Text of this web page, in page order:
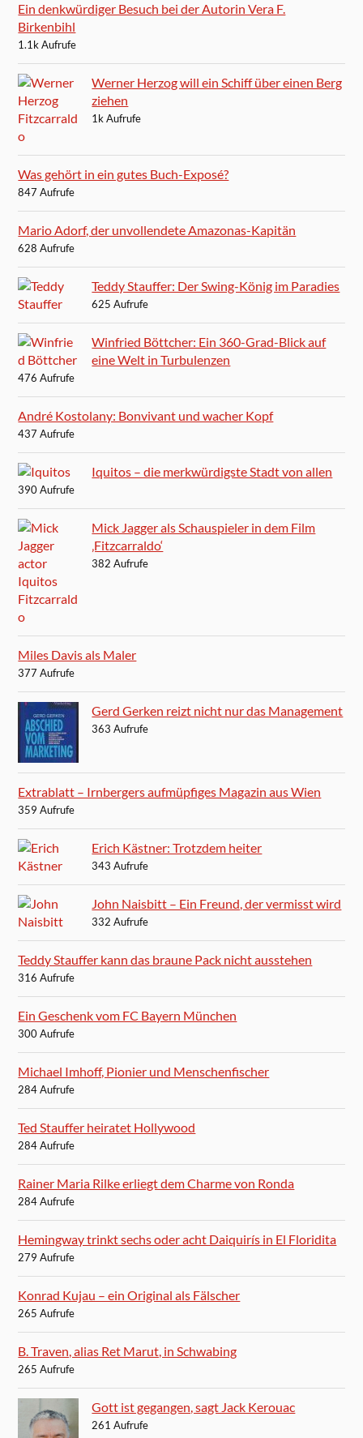
Ein denkwürdiger Besuch bei der Autorin Vera F.
Birkenbihl
1.1k Aufrufe
Werner Herzog will ein Schiff über einen Berg
ziehen
1k Aufrufe
Was gehört in ein gutes Buch-Exposé?
847 Aufrufe
Mario Adorf, der unvollendete Amazonas-Kapitän
628 Aufrufe
Teddy Stauffer: Der Swing-König im Paradies
625 Aufrufe
Winfried Böttcher: Ein 360-Grad-Blick auf
eine Welt in Turbulenzen
476 Aufrufe
André Kostolany: Bonvivant und wacher Kopf
437 Aufrufe
Iquitos – die merkwürdigste Stadt von allen
390 Aufrufe
Mick Jagger als Schauspieler in dem Film
‚Fitzcarraldo‘
382 Aufrufe
Miles Davis als Maler
377 Aufrufe
Gerd Gerken reizt nicht nur das Management
363 Aufrufe
Extrablatt – Irnbergers aufmüpfiges Magazin aus Wien
359 Aufrufe
Erich Kästner: Trotzdem heiter
343 Aufrufe
John Naisbitt – Ein Freund, der vermisst wird
332 Aufrufe
Teddy Stauffer kann das braune Pack nicht ausstehen
316 Aufrufe
Ein Geschenk vom FC Bayern München
300 Aufrufe
Michael Imhoff, Pionier und Menschenfischer
284 Aufrufe
Ted Stauffer heiratet Hollywood
284 Aufrufe
Rainer Maria Rilke erliegt dem Charme von Ronda
284 Aufrufe
Hemingway trinkt sechs oder acht Daiquirís in El Floridita
279 Aufrufe
Konrad Kujau – ein Original als Fälscher
265 Aufrufe
B. Traven, alias Ret Marut, in Schwabing
265 Aufrufe
Gott ist gegangen, sagt Jack Kerouac
261 Aufrufe